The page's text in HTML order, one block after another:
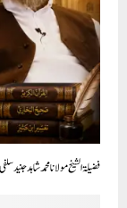
فضیلۃ الشیخ مولانا محمد شاہد